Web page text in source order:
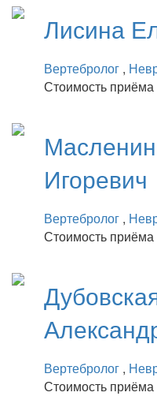
Лисина
Вертебролог ,
Стоимость приёма
Масленин
Игоревич
Вертебролог ,
Стоимость приёма
Вертебролог ,
Стоимость приёма